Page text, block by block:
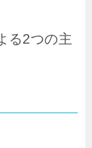
る2つの主